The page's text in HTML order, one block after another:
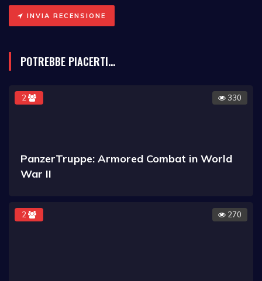
INVIA RECENSIONE
POTREBBE PIACERTI...
2 330
PanzerTruppe: Armored Combat in World
War II
2 270